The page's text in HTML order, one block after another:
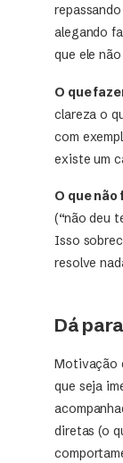
alegando
que ele
O que
clareza o
com
existe um
O que não
(“não deu
Isso
resolve
Dá
Motivação
que seja
diretas (o